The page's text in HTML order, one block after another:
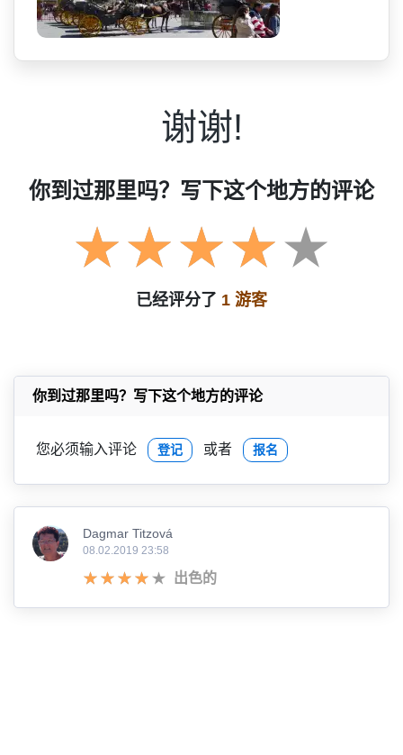
谢谢!
你到过那里吗？写下这个地方的评论
已经评分了 1 游客
你到过那里吗？写下这个地方的评论
您必须输入评论 登记 或者 报名
Dagmar Titzová
08.02.2019 23:58
出色的